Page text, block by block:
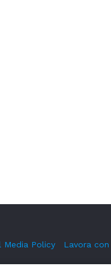
Media Policy Lavora